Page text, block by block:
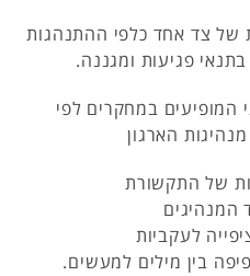
של צד אחד כלפי ההתנהגות
פגיעות ומגננה.
המופיעים במחקרים לפי
הארגון
של התקשורת
המנהיגים
לעקביות
בין מילים למעשים.